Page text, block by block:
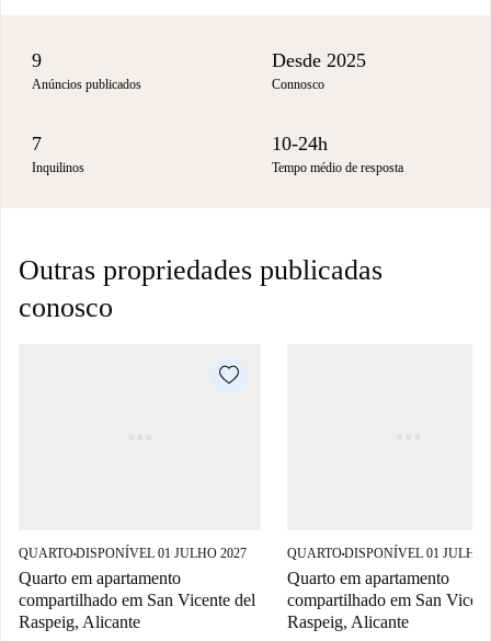
9
Anúncios publicados
Desde 2025
Connosco
7
Inquilinos
10-24h
Tempo médio de resposta
Outras propriedades publicadas
conosco
QUARTO■DISPONÍVEL 01 JULHO 2027
Quarto em apartamento
compartilhado em San Vicente del
Raspeig, Alicante
QUARTO■DISPONÍVEL 01 JULHO
Quarto em apartamento
compartilhado em San
Raspeig, Alicante